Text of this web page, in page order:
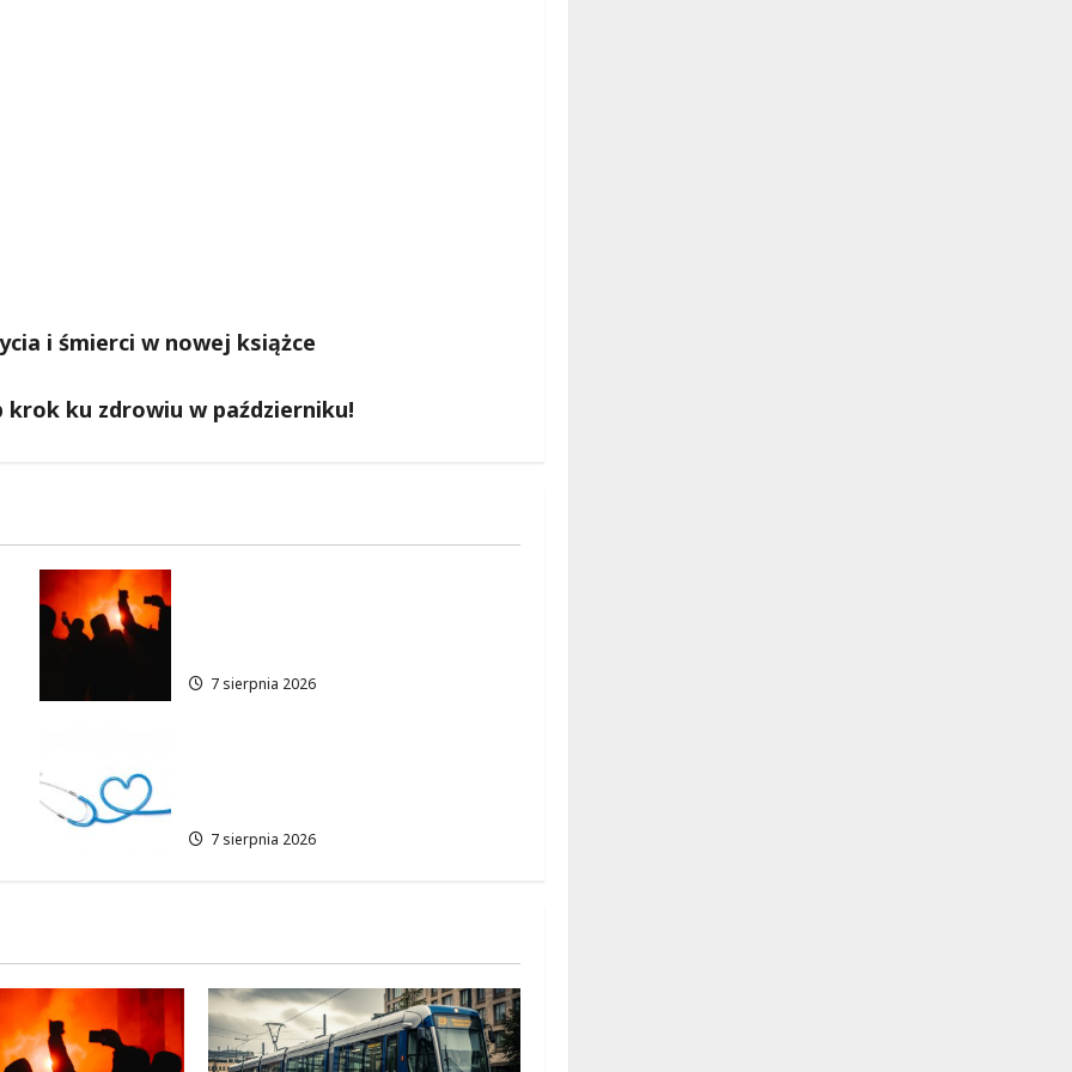
i śmierci w nowej książce
krok ku zdrowiu w październiku!
7 sierpnia 2026
7 sierpnia 2026